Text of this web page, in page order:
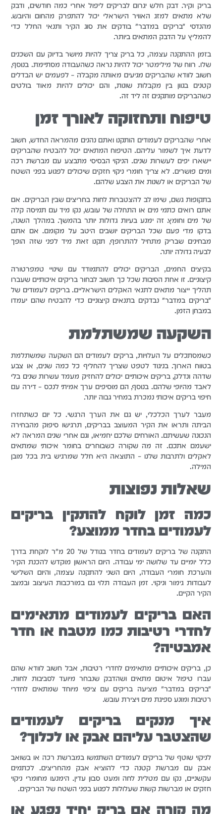
בריק וקיר. דבק חלש יגרום לבריקים ליפול אחרי כמה חודשים, ודבק
שלא מתאים למזג האוויר הישראלי יכול להתפרק מהחום והיובש.
מהנדסי "בריקים במדבר" בודקים את סוג הקיר ותנאי החלל כדי
להמליץ על הדבק המתאים ביותר.
בזמן ההתקנה עצמה, כל בריק צריך להיות מיושר בדיוק עם השכנים
שלו. רווח של מילימטר יכול להיות נראה כשהעבודה מסתיימת. בנוסף,
חשוב לוודא שהבריקים מגיעים מאותה מקבלה – לפעמים יש הבדלים
קטנים בגוון בין מקבלות שונות, והם יכולים להיות מאוד בולטים
כשהבריקים מותקנים זה ליד זה.
טיפוח ותחזוקה לאורך זמן
אחרי שהבריקים לעמודים הותקנו ואתם נהנים מהמראה החדש, חשוב
לדעת איך לשמור עליהם. הטיפוח המתאים יכול להבטיח שהבריקים
יישארו יפים לעשרות שנים. הניקוי הבסיסי מתבצע עם מברשת רכה
ומים פושרים. לא צריך חומרי ניקוי חזקים שיכולים לפגוע בפני השטח
של הבריקים או לשנות את הצבע שלהם.
בתקופות גשם, שימו לב להצטברות לחות בחריצים שבין הבריקים. אם
אתם רואים כתמי מים או התחלה של עובש, נקו מיד עם תמיסה קלה
של מים וחומץ. זה ימנע בעיות גדולות יותר בהמשך. במהלך השנה,
בדקו מדי פעם שכל הבריקים יושבים היטב על מקומם. אם אתם
מבחינים שבריק מתחיל להתרופף, תקנו זאת מיד לפני שזה הופך
לבעיה גדולה יותר.
בקיצים החמים, הבריקים יכולים להתמודד עם שינויי טמפרטורה
קיצוניים. זו אחת הסיבות שכל כך חשוב לבחור בריקים איכותיים שעברו
תהליך ייצור מתאים לתנאי האקלים הישראליים. בריקים לעמודים של
"בריקים במדבר" נבדקים בתנאים קיצוניים כדי להבטיח שהם יעמדו
במבחן הזמן.
השקעה שמשתלמת
כשמסתכלים על העלויות, בריקים לעמודים הם השקעה שמשתלמת
בטווח הארוך. בניגוד לטפט שצריך להחליף כל כמה שנים, או צבע
שדהה ונדלק, בריקים איכותיים יכולים להחזיק מעמד עשרות שנים בלי
לאבד מהיופי שלהם. בנוסף, הם מוסיפים ערך אמיתי לנכס – דירה עם
חיפוי בריקים איכותי נמכרת במחיר גבוה יותר.
מעבר לערך הכלכלי, יש גם את הערך הרגשי. כל יום כשתחזרו
הביתה ותראו את הקיר המעוצב בבריקים, תרגישו סיפוק מהבחירה
הנכונה שעשיתם. האורחים שלכם יחמיאו, וגם אחרי שנים המראה לא
ישעמם אתכם. זה מה שקורה כשבוחרים בחומר איכותי שמתאים
לאקלים ולתרבות שלנו – התוצאה היא חלל שמרגיש בית בכל מובן
המילה.
שאלות נפוצות
כמה זמן לוקח להתקין בריקים
לעמודים בחדר ממוצע?
התקנה של בריקים לעמודים בחדר בגודל של 20 מ"ר לוקחת בדרך
כלל יומיים עד שלושה ימי עבודה. היום הראשון מוקדש להכנת הקיר
והערכת חומרי העבודה, היום השני להתקנה עצמה, והיום השלישי
לעבודות גימור וניקוי. זמן העבודה תלוי גם במורכבות העיצוב ובמצב
הקיר הקיים.
האם בריקים לעמודים מתאימים
לחדרי רטיבות כמו מטבח או חדר
אמבטיה?
כן, בריקים איכותיים מתאימים לחדרי רטיבות, אבל חשוב לוודא שהם
עברו טיפול איטום מתאים ושהדבק שנבחר מיועד לסביבות לחות.
"בריקים במדבר" מציעה בריקים עם ציפוי מיוחד שמתאים לחדרי
רטיבות ומונע ספיגת מים ויצירת עובש.
איך מנקים בריקים לעמודים
שהצטבר עליהם אבק או לכלוך?
לניקוי שוטף של בריקים לעמודים השתמשו במברשת רכה או בשואב
אבק עם מברשת קטנה כדי להוציא אבק מהחריצים. לכתמים
עקשניים, נקו עם מטלית לחה ומעט סבון עדין. הימנעו מחומרי ניקוי
חזקים או מברשות קשות שעלולות לפגוע בפני השטח של הבריקים.
מה קורה אם בריק יחיד נפגע או